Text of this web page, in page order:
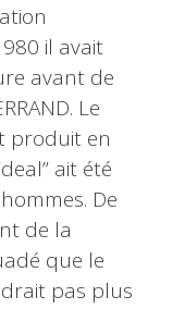
il avait
avant de
Le
produit en
ait été
De
de la
que le
pas plus